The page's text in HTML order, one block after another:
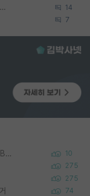
박사진학하기에 2억은 괜찮은 (?) 정도의 경제력인가요 14
7
Korea University 수학, 컴퓨터과학 이학사, UC Berkeley 산업공학 대학원 공학박사가 되는 것은 쉽지 않겠죠? 10
275
275
74